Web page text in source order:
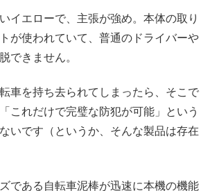
イエローで、主張が強め。本体の取り
が使われていて、普通のドライバーや
できません。
車を持ち去られてしまったら、そこで
これだけで完璧な防犯が可能」という
いです（というか、そんな製品は存在
である自転車泥棒が迅速に本機の機能